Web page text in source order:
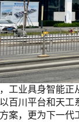
工业具身智能
百川平台和天工
案，更为下一代